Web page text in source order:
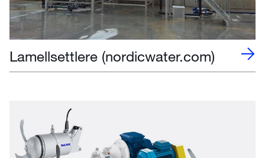
Lamellsettlere (nordicwater.com)